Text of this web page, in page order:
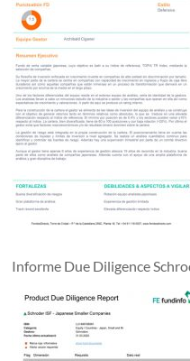
Informe Due Diligence